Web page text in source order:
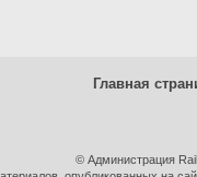
Главная
© Администрация